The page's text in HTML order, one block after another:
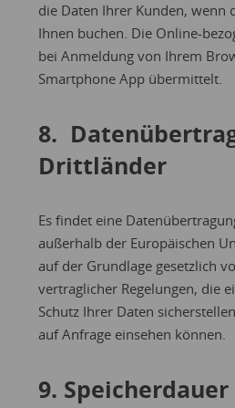
die Daten Ihrer Kunden, wenn
Ihnen buchen. Die Online-
bei Anmeldung von Ihrem
Smartphone App übermittelt.
8.
Drittländer
Es findet eine
außerhalb der Europäischen
auf der Grundlage gesetzlich
vertraglicher Regelungen, die
Schutz Ihrer Daten
auf Anfrage einsehen können.
9. Speicherdauer